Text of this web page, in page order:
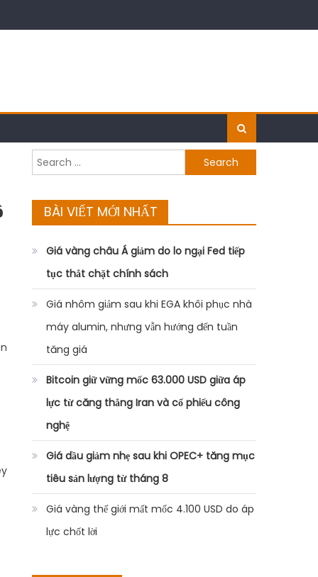
Search
for:
BÀI VIẾT MỚI NHẤT
Giá vàng châu Á giảm do lo ngại Fed tiếp
tục thắt chặt chính sách
Giá nhôm giảm sau khi EGA khôi phục nhà
máy alumin, nhưng vẫn hướng đến tuần
tăng giá
Bitcoin giữ vững mốc 63.000 USD giữa áp
lực từ căng thẳng Iran và cổ phiếu công
nghệ
Giá dầu giảm nhẹ sau khi OPEC+ tăng mục
tiêu sản lượng từ tháng 8
Giá vàng thế giới mất mốc 4.100 USD do áp
lực chốt lời